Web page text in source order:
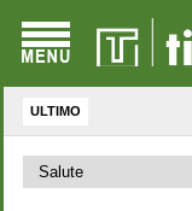
ULTIMO